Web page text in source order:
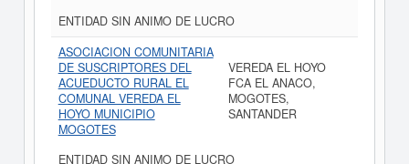
ENTIDAD SIN ANIMO DE LUCRO
ASOCIACION COMUNITARIA
DE SUSCRIPTORES DEL
ACUEDUCTO RURAL EL
COMUNAL VEREDA EL
HOYO MUNICIPIO
MOGOTES
VEREDA EL HOYO
FCA EL ANACO,
MOGOTES,
SANTANDER
ENTIDAD SIN ANIMO DE LUCRO